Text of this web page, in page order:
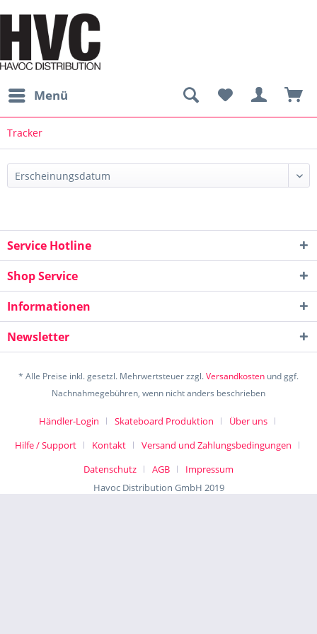
Menü
Tracker
Service Hotline
Shop Service
Informationen
Newsletter
* Alle Preise inkl. gesetzl. Mehrwertsteuer zzgl.Versandkosten und ggf.
Nachnahmegebühren, wenn nicht anders beschrieben
Händler-Login Skateboard Produktion
Über uns
Hilfe / Support
Kontakt
Versand und Zahlungsbedingungen
Datenschutz
AGB
Impressum
Havoc Distribution GmbH 2019